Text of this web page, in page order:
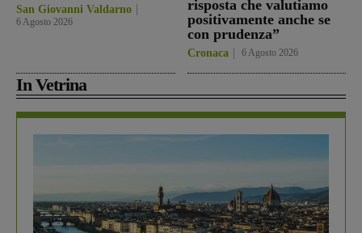
San Giovanni Valdarno
6 Agosto 2026
risposta che valutiamo
positivamente anche se
con prudenza”
Cronaca 6 Agosto 2026
In Vetrina